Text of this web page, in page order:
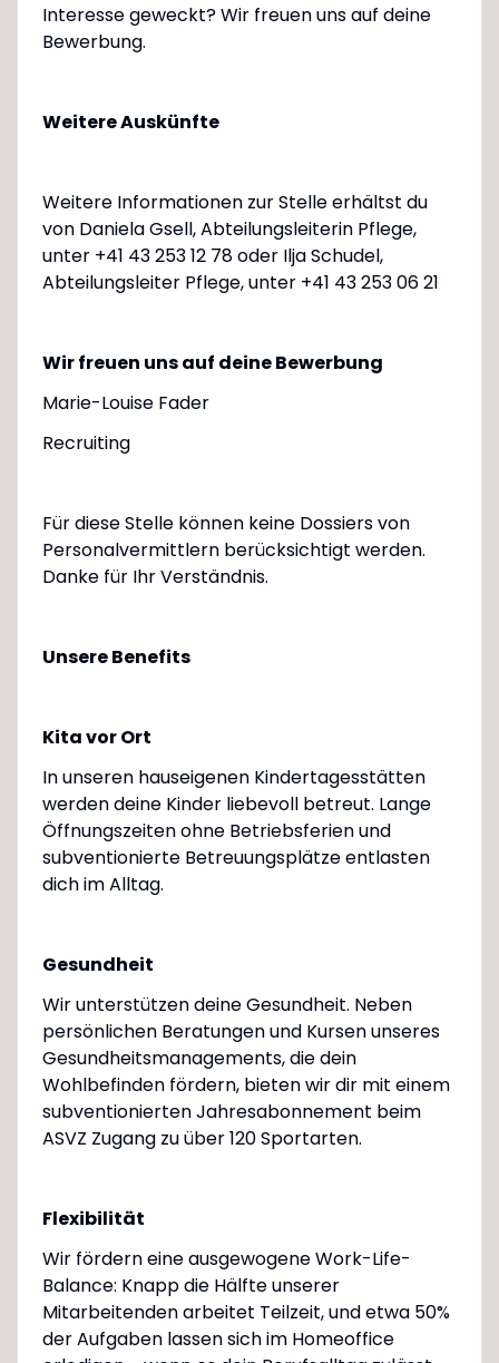
Interesse geweckt? Wir freuen uns auf deine
Bewerbung.
Weitere Auskünfte
Weitere Informationen zur Stelle erhältst du
von Daniela Gsell, Abteilungsleiterin Pflege,
unter +41 43 253 12 78 oder Ilja Schudel,
Abteilungsleiter Pflege, unter +41 43 253 06 21
Wir freuen uns auf deine Bewerbung
Marie-Louise Fader
Recruiting
Für diese Stelle können keine Dossiers von
Personalvermittlern berücksichtigt werden.
Danke für Ihr Verständnis.
Unsere Benefits
Kita vor Ort
In unseren hauseigenen Kindertagesstätten
werden deine Kinder liebevoll betreut. Lange
Öffnungszeiten ohne Betriebsferien und
subventionierte Betreuungsplätze entlasten
dich im Alltag.
Gesundheit
Wir unterstützen deine Gesundheit. Neben
persönlichen Beratungen und Kursen unseres
Gesundheitsmanagements, die dein
Wohlbefinden fördern, bieten wir dir mit einem
subventionierten Jahresabonnement beim
ASVZ Zugang zu über 120 Sportarten.
Flexibilität
Wir fördern eine ausgewogene Work-Life-
Balance: Knapp die Hälfte unserer
Mitarbeitenden arbeitet Teilzeit, und etwa 50%
der Aufgaben lassen sich im Homeoffice